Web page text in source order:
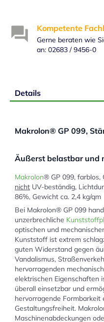
Kompetente
Gerne beraten wie
an: 02683 / 9456-0
Details
Makrolon® GP 099,
Äußerst belastbar und
Makrolon® GP 099, farblos,
nicht UV-beständig,
86%, Gewicht ca. 2,4 kg/qm
Bei Makrolon® GP 099
unzerbrechliche
optischen und
Kunststoff ist extrem
guten Widerstand gegen
Vandalismus,
hervorragenden
elektrischen Eigenschaften
überall einsetzbar und
hervorragende Formbarkeit
Gestaltungsfreiheit.
Maschinenabdeckungen